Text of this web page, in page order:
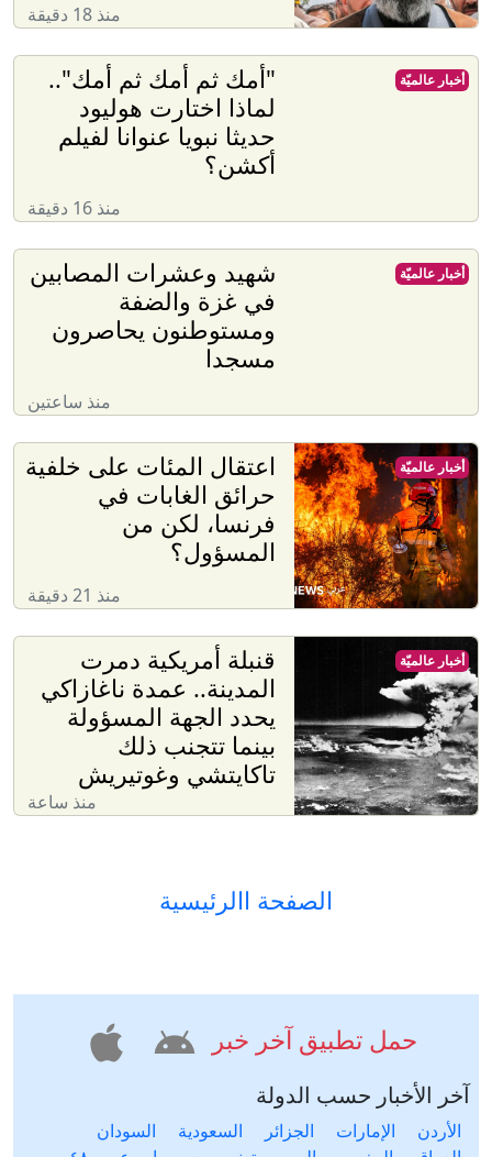
منذ 18 دقيقة
"أمك ثم أمك ثم أمك"..
لماذا اختارت هوليود
حديثا نبويا عنوانا لفيلم
أكشن؟
منذ 16 دقيقة
أخبار عالميّة
شهيد وعشرات المصابين
في غزة والضفة
ومستوطنون يحاصرون
مسجدا
منذ ساعتين
أخبار عالميّة
اعتقال المئات على خلفية
حرائق الغابات في
فرنسا، لكن من
المسؤول؟
منذ 21 دقيقة
أخبار عالميّة
قنبلة أمريكية دمرت
المدينة.. عمدة ناغازاكي
يحدد الجهة المسؤولة
بينما تتجنب ذلك
تاكايتشي وغوتيريش
منذ ساعة
أخبار عالميّة
الصفحة االرئيسية
حمل تطبيق آخر خبر
آخر الأخبار حسب الدولة
الأردن الإمارات الجزائر السعودية
السودان